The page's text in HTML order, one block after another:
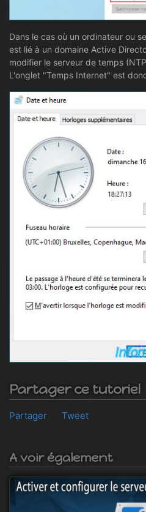
Dans le cas où un ordinateur ou
est lié à un domaine Active
modifier le serveur de temps
L'onglet "Temps Internet" est
Partager ce tutoriel
Partager Tweet
A voir également